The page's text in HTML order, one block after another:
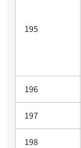
195
196
197
198